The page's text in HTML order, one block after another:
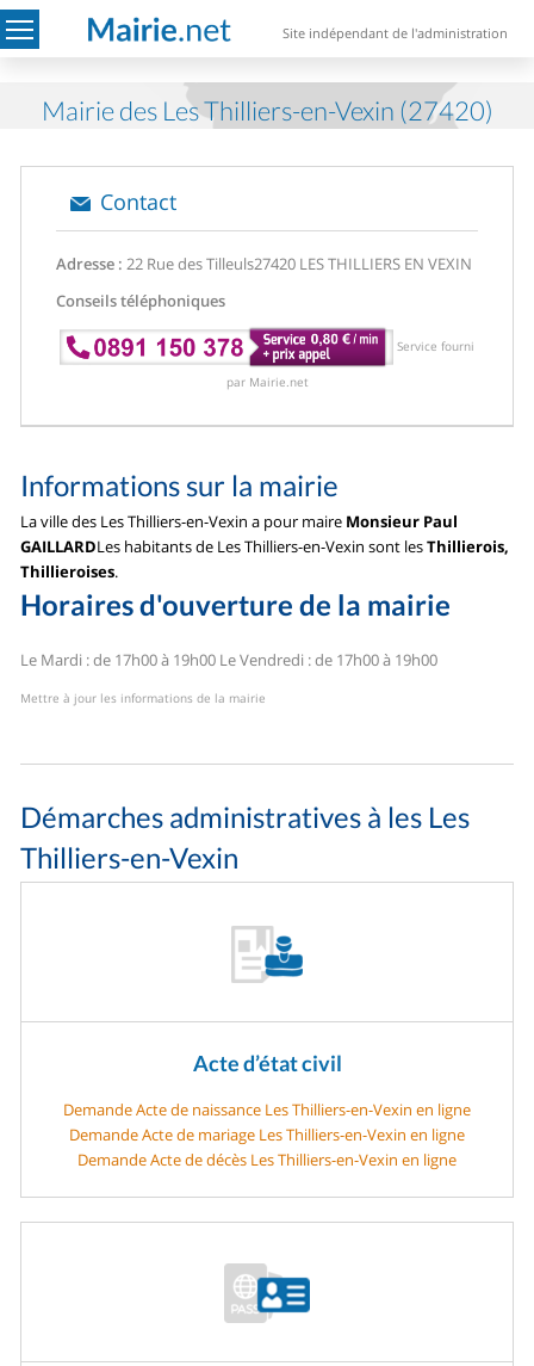
Site indépendant de l'administration
Mairie des Les Thilliers-en-Vexin (27420)
Contact
Adresse : 22 Rue des Tilleuls27420 LES THILLIERS EN VEXIN
Conseils téléphoniques
Service fourni
par Mairie.net
Informations sur la mairie
La ville des Les Thilliers-en-Vexin a pour maire Monsieur Paul
GAILLARDLes habitants de Les Thilliers-en-Vexin sont lesThillierois,
Thillieroises.
Horaires d'ouverture de la mairie
Le Mardi : de 17h00 à 19h00 Le Vendredi : de 17h00 à 19h00
Mettre à jour les informations de la mairie
Démarches administratives à les Les
Thilliers-en-Vexin
Acte d’état civil
Demande Acte de naissance Les Thilliers-en-Vexin en ligne
Demande Acte de mariage Les Thilliers-en-Vexin en ligne
Demande Acte de décès Les Thilliers-en-Vexin en ligne